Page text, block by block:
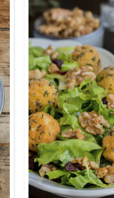
Knackiger
Cranberries und
Kroketten aus